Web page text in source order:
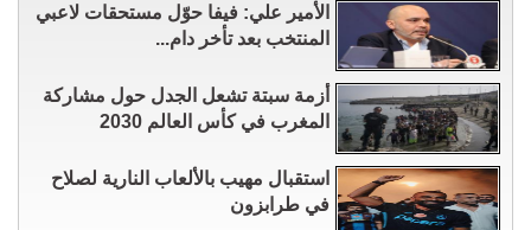
الأمير علي: فيفا حوّل مستحقات لاعبي
المنتخب بعد تأخر دام...
أزمة سبتة تشعل الجدل حول مشاركة
المغرب في كأس العالم 2030
استقبال مهيب بالألعاب النارية لصلاح
في طرابزون